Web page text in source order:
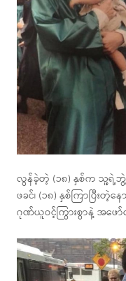
လွန်ခဲ့တဲ့ (၁၈) နှစ်က သူ့ရဲ့ဘွဲ့
ဖခင်၊ (၁၈) နှစ်ကြာပြီး
ဂုဏ်ယူဝင့်ကြွားစွာနဲ့ အဖေ